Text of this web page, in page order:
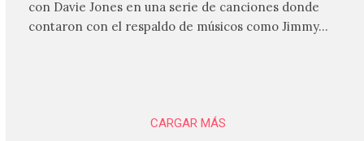
con Davie Jones en una serie de canciones donde
contaron con el respaldo de músicos como Jimmy…
CARGAR MÁS